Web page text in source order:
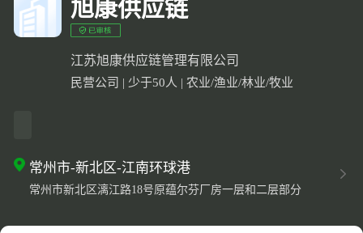
旭康供应链
江苏旭康供应链管理有限公司
民营公司 | 少于50人 | 农业/渔业/林业/牧业
常州市-新北区-江南环球港
常州市新北区漓江路18号原蕴尔芬厂房一层和二层部分